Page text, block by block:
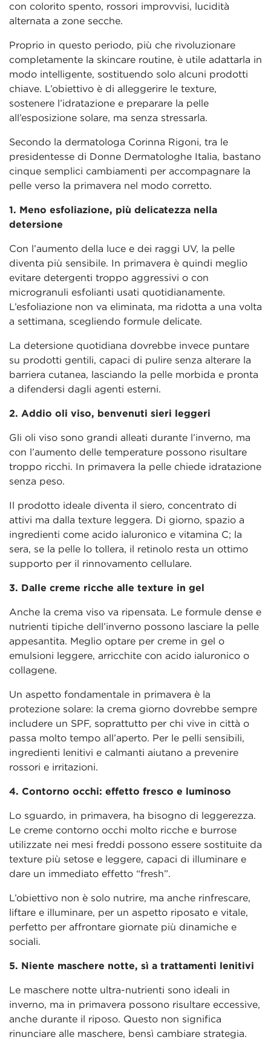
con colorito spento, rossori improvvisi, lucidità
alternata a zone secche.
Proprio in questo periodo, più che rivoluzionare
completamente la skincare routine, è utile adattarla in
modo intelligente, sostituendo solo alcuni prodotti
chiave. L’obiettivo è di alleggerire le texture,
sostenere l’idratazione e preparare la pelle
all’esposizione solare, ma senza stressarla.
Secondo la dermatologa Corinna Rigoni, tra le
presidentesse di Donne Dermatologhe Italia, bastano
cinque semplici cambiamenti per accompagnare la
pelle verso la primavera nel modo corretto.
1. Meno esfoliazione, più delicatezza nella
detersione
Con l’aumento della luce e dei raggi UV, la pelle
diventa più sensibile. In primavera è quindi meglio
evitare detergenti troppo aggressivi o con
microgranuli esfolianti usati quotidianamente.
L’esfoliazione non va eliminata, ma ridotta a una volta
a settimana, scegliendo formule delicate.
La detersione quotidiana dovrebbe invece puntare
su prodotti gentili, capaci di pulire senza alterare la
barriera cutanea, lasciando la pelle morbida e pronta
a difendersi dagli agenti esterni.
2. Addio oli viso, benvenuti sieri leggeri
Gli oli viso sono grandi alleati durante l’inverno, ma
con l’aumento delle temperature possono risultare
troppo ricchi. In primavera la pelle chiede idratazione
senza peso.
Il prodotto ideale diventa il siero, concentrato di
attivi ma dalla texture leggera. Di giorno, spazio a
ingredienti come acido ialuronico e vitamina C; la
sera, se la pelle lo tollera, il retinolo resta un ottimo
supporto per il rinnovamento cellulare.
3. Dalle creme ricche alle texture in gel
Anche la crema viso va ripensata. Le formule dense e
nutrienti tipiche dell’inverno possono lasciare la pelle
appesantita. Meglio optare per creme in gel o
emulsioni leggere, arricchite con acido ialuronico o
collagene.
Un aspetto fondamentale in primavera è la
protezione solare: la crema giorno dovrebbe sempre
includere un SPF, soprattutto per chi vive in città o
passa molto tempo all’aperto. Per le pelli sensibili,
ingredienti lenitivi e calmanti aiutano a prevenire
rossori e irritazioni.
4. Contorno occhi: effetto fresco e luminoso
Lo sguardo, in primavera, ha bisogno di leggerezza.
Le creme contorno occhi molto ricche e burrose
utilizzate nei mesi freddi possono essere sostituite da
texture più setose e leggere, capaci di illuminare e
dare un immediato effetto “fresh”.
L’obiettivo non è solo nutrire, ma anche rinfrescare,
liftare e illuminare, per un aspetto riposato e vitale,
perfetto per affrontare giornate più dinamiche e
sociali.
5. Niente maschere notte, sì a trattamenti lenitivi
Le maschere notte ultra-nutrienti sono ideali in
inverno, ma in primavera possono risultare eccessive,
anche durante il riposo. Questo non significa
rinunciare alle maschere, bensì cambiare strategia.